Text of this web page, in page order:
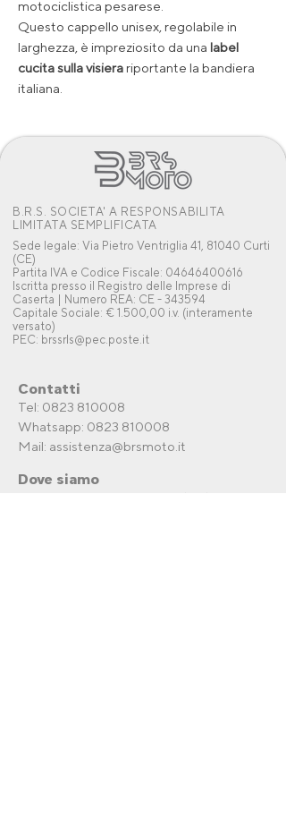
motociclistica pesarese.
Questo cappello unisex, regolabile in
larghezza, è impreziosito da una label
cucita sulla visiera riportante la bandiera
italiana.
B.R.S. SOCIETA' A RESPONSABILITA
LIMITATA SEMPLIFICATA
Sede legale: Via Pietro Ventriglia 41, 81040 Curti
(CE)
Partita IVA e Codice Fiscale: 04646400616
Iscritta presso il Registro delle Imprese di
Caserta | Numero REA: CE - 343594
Capitale Sociale: € 1.500,00 i.v. (interamente
versato)
PEC: brssrls@pec.poste.it
Contatti
Tel: 0823 810008
Whatsapp: 0823 810008
Mail: assistenza@brsmoto.it
Dove siamo
Via Ventriglia ,41, Curti (CE) , 81040